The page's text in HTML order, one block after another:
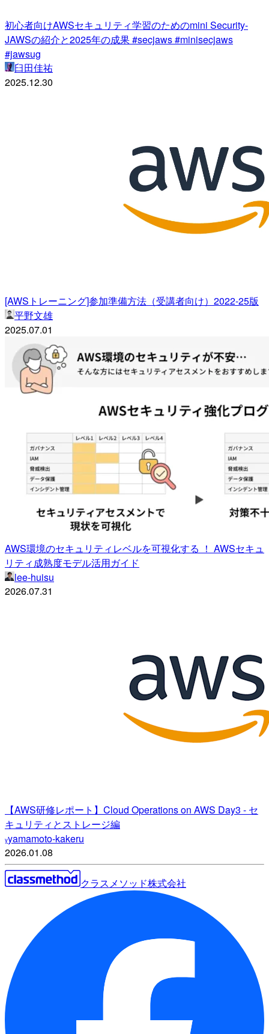
初心者向けAWSセキュリティ学習のためのmini Security-
JAWSの紹介と2025年の成果 #secjaws #minisecjaws
#jawsug
臼田佳祐
2025.12.30
[AWSトレーニング]参加準備方法（受講者向け）2022-25版
平野文雄
2025.07.01
AWS環境のセキュリティレベルを可視化する ！ AWSセキュ
リティ成熟度モデル活用ガイド
lee-huisu
2026.07.31
【AWS研修レポート】Cloud Operations on AWS Day3 - セ
キュリティとストレージ編
yyamamoto-kakeru
2026.01.08
クラスメソッド株式会社